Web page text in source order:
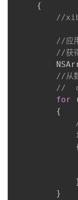
{
//xib
//应
//获
//从
//
for
{
}